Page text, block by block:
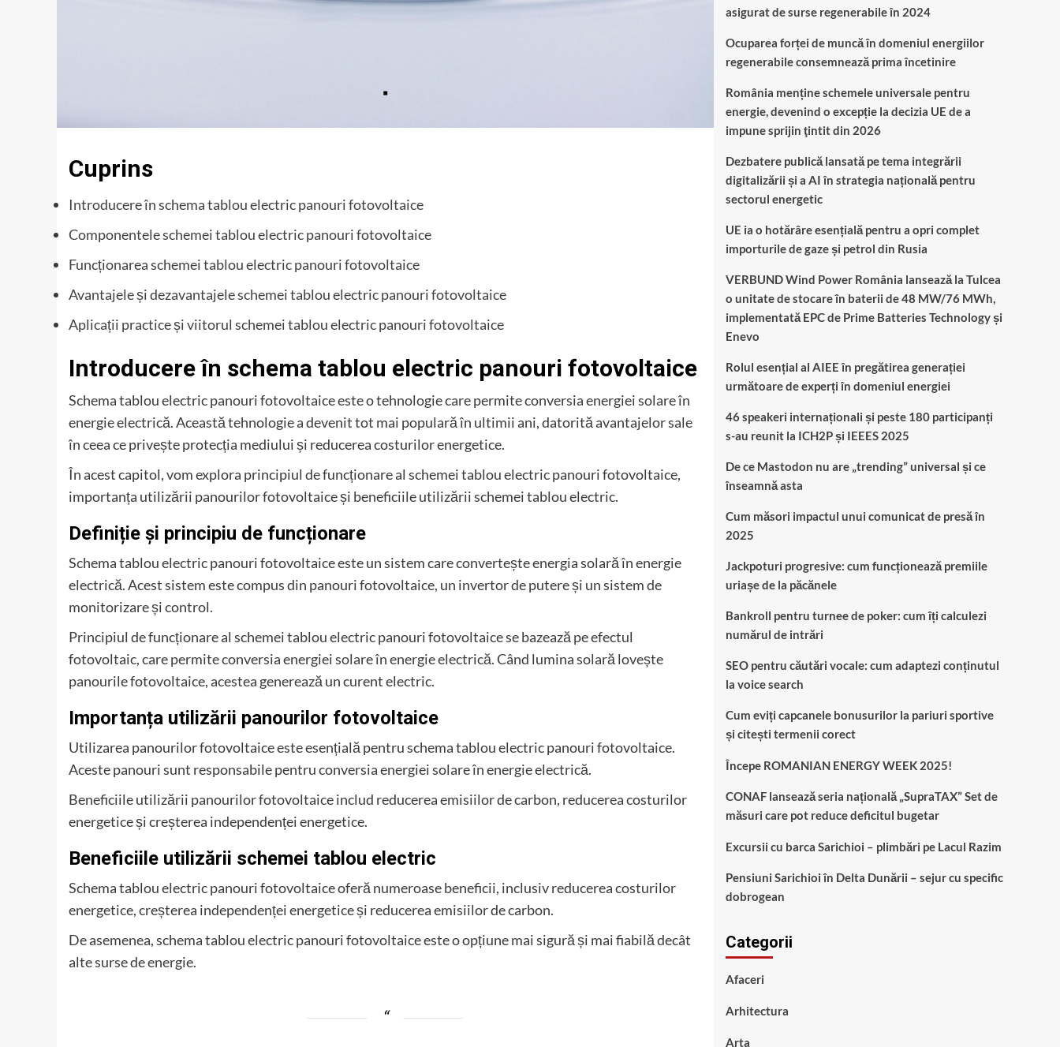
Cuprins
Introducere în schema tablou electric panouri fotovoltaice
Componentele schemei tablou electric panouri fotovoltaice
Funcționarea schemei tablou electric panouri fotovoltaice
Avantajele și dezavantajele schemei tablou electric panouri fotovoltaice
Aplicații practice și viitorul schemei tablou electric panouri fotovoltaice
Introducere în schema tablou electric panouri fotovoltaice
Schema tablou electric panouri fotovoltaice este o tehnologie care permite conversia energiei solare în
energie electrică. Această tehnologie a devenit tot mai populară în ultimii ani, datorită avantajelor sale
în ceea ce privește protecția mediului și reducerea costurilor energetice.
În acest capitol, vom explora principiul de funcționare al schemei tablou electric panouri fotovoltaice,
importanța utilizării panourilor fotovoltaice și beneficiile utilizării schemei tablou electric.
Definiție și principiu de funcționare
Schema tablou electric panouri fotovoltaice este un sistem care convertește energia solară în energie
electrică. Acest sistem este compus din panouri fotovoltaice, un invertor de putere și un sistem de
monitorizare și control.
Principiul de funcționare al schemei tablou electric panouri fotovoltaice se bazează pe efectul
fotovoltaic, care permite conversia energiei solare în energie electrică. Când lumina solară lovește
panourile fotovoltaice, acestea generează un curent electric.
Importanța utilizării panourilor fotovoltaice
Utilizarea panourilor fotovoltaice este esențială pentru schema tablou electric panouri fotovoltaice.
Aceste panouri sunt responsabile pentru conversia energiei solare în energie electrică.
Beneficiile utilizării panourilor fotovoltaice includ reducerea emisiilor de carbon, reducerea costurilor
energetice și creșterea independenței energetice.
Beneficiile utilizării schemei tablou electric
Schema tablou electric panouri fotovoltaice oferă numeroase beneficii, inclusiv reducerea costurilor
energetice, creșterea independenței energetice și reducerea emisiilor de carbon.
De asemenea, schema tablou electric panouri fotovoltaice este o opțiune mai sigură și mai fiabilă decât
alte surse de energie.
asigurat de surse regenerabile în 2024
Ocuparea forței de muncă în domeniul energiilor
regenerabile consemnează prima încetinire
România menține schemele universale pentru
energie, devenind o excepție la decizia UE de a
impune sprijin ţintit din 2026
Dezbatere publică lansată pe tema integrării
digitalizării și a AI în strategia națională pentru
sectorul energetic
UE ia o hotărâre esențială pentru a opri complet
importurile de gaze și petrol din Rusia
VERBUND Wind Power România lansează la Tulcea
o unitate de stocare în baterii de 48 MW/76 MWh,
implementată EPC de Prime Batteries Technology și
Enevo
Rolul esențial al AIEE în pregătirea generației
următoare de experți în domeniul energiei
46 speakeri internaționali și peste 180 participanți
s-au reunit la ICH2P și IEEES 2025
De ce Mastodon nu are „trending” universal și ce
înseamnă asta
Cum măsori impactul unui comunicat de presă în
2025
Jackpoturi progresive: cum funcționează premiile
uriașe de la păcănele
Bankroll pentru turnee de poker: cum îți calculezi
numărul de intrări
SEO pentru căutări vocale: cum adaptezi conținutul
la voice search
Cum eviți capcanele bonusurilor la pariuri sportive
și citești termenii corect
Începe ROMANIAN ENERGY WEEK 2025!
CONAF lansează seria națională „SupraTAX” Set de
măsuri care pot reduce deficitul bugetar
Excursii cu barca Sarichioi – plimbări pe Lacul Razim
Pensiuni Sarichioi în Delta Dunării – sejur cu specific
dobrogean
Categorii
Afaceri
Arhitectura
Arta